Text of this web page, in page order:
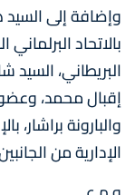
وإضافة إلى
بالاتحاد
البريطاني، السيد
إقبال محمد،
والبارونة
الإدارية من